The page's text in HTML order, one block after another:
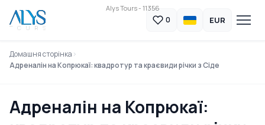
Alys Tours - 11356
0 EUR
Домашня сторінка
Адреналін на Копрюкаї: квадротур та краєвиди річки з Сіде
Адреналін на Копрюкаї: